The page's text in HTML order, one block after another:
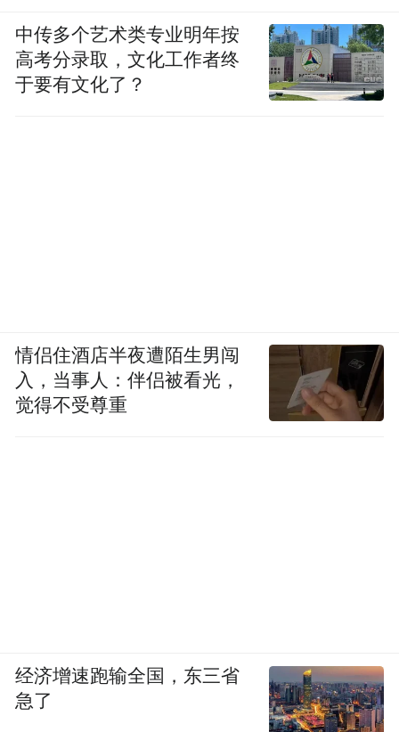
中传多个艺术类专业明年按
高考分录取，文化工作者终
于要有文化了？
情侣住酒店半夜遭陌生男闯
入，当事人：伴侣被看光，
觉得不受尊重
经济增速跑输全国，东三省
急了